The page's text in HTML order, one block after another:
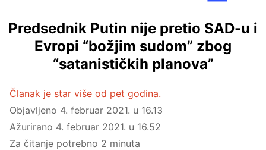
Predsednik Putin nije pretio SAD-u i
Evropi “božjim sudom” zbog
“satanističkih planova”
Članak je star više od pet godina.
Objavljeno 4. februar 2021. u 16.13
Ažurirano 4. februar 2021. u 16.52
Za čitanje potrebno 2 minuta